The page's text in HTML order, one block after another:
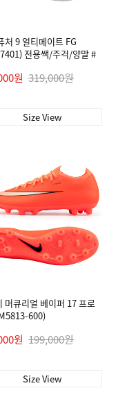
처 9 얼티메이트 FG
전용쌕/주걱/양말 #
원 319,000원
Size View
머큐리얼 베이퍼 17 프로
600)
원 199,000원
Size View